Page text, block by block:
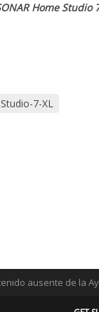
Home Studio
7-XL
ausente de la